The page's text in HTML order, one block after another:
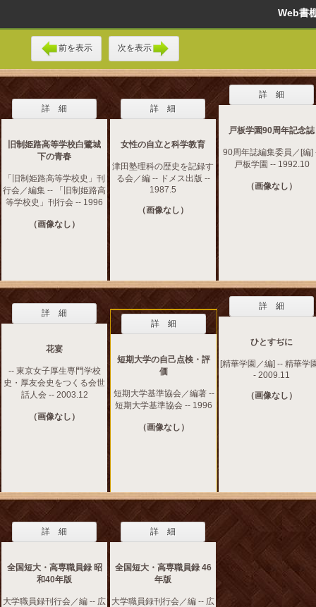
Web
前を表示 次を表示
詳 細
旧制姫路高等学校白鷺城
下の青春
「旧制姫路高等学校史」刊
行会／編集 -- 「旧制姫路高
等学校史」刊行会 -- 1996
（画像なし）
詳 細
女性の自立と科学教育
津田塾理科の歴史を記録す
る会／編 -- ドメス出版 --
1987.5
（画像なし）
詳 細
戸板学園90周年記念誌
90周年誌編集委員／[編]
戸板学園 -- 1992.10
（画像なし）
詳 細
花宴
-- 東京女子厚生専門学校
史・厚友会史をつくる会世
話人会 -- 2003.12
（画像なし）
詳 細
短期大学の自己点検・評
価
短期大学基準協会／編著 --
短期大学基準協会 -- 1996
（画像なし）
詳 細
ひとすぢに
[精華学園／編] -- 精華学
- 2009.11
（画像なし）
詳 細
全国短大・高専職員録 昭
和40年版
大学職員録刊行会／編 -- 広
詳 細
全国短大・高専職員録 46
年版
大学職員録刊行会／編 -- 広